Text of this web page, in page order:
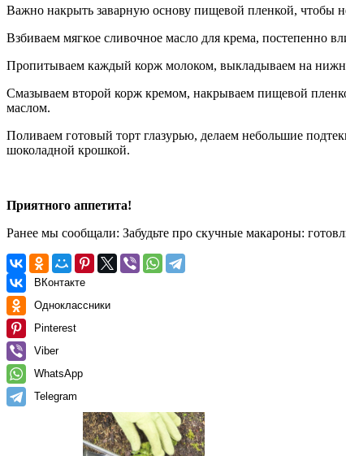
Важно накрыть заварную основу пищевой пленкой, чтобы
Взбиваем мягкое сливочное масло для крема, постепенно
Пропитываем каждый корж молоком, выкладываем на
Смазываем второй корж кремом, накрываем пищевой
маслом.
Поливаем готовый торт глазурью, делаем небольшие
шоколадной крошкой.
Приятного аппетита!
Ранее мы сообщали: Забудьте про скучные макароны:
ВКонтакте
Одноклассники
Pinterest
Viber
WhatsApp
Telegram